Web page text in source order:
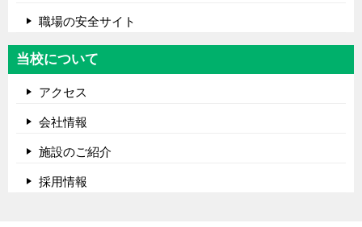
職場の安全サイト
当校について
アクセス
会社情報
施設のご紹介
採用情報